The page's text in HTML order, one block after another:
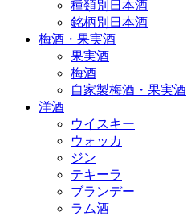
種類別日本酒
銘柄別日本酒
梅酒・果実酒
果実酒
梅酒
自家製梅酒・果実酒
洋酒
ウイスキー
ウォッカ
ジン
テキーラ
ブランデー
ラム酒